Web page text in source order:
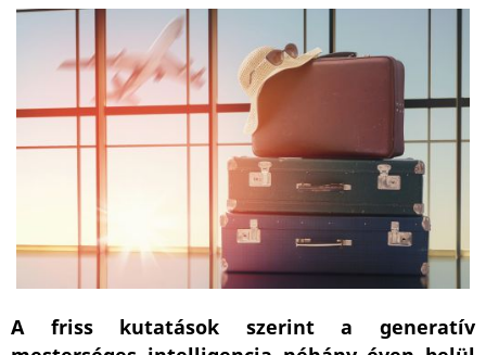
A friss kutatások szerint a generatív